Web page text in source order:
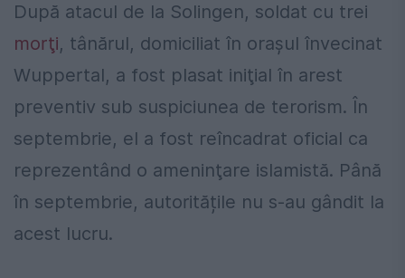
După atacul de la Solingen, soldat cu trei
morţi, tânărul, domiciliat în oraşul învecinat
Wuppertal, a fost plasat iniţial în arest
preventiv sub suspiciunea de terorism. În
septembrie, el a fost reîncadrat oficial ca
reprezentând o ameninţare islamistă. Până
în septembrie, autoritățile nu s-au gândit la
acest lucru.